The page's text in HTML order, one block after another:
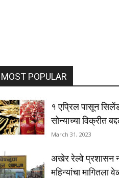
MOST POPULAR
१ एप्रिल पासून
सोन्याच्या विक्रीत
March 31, 2023
अखेर रेल्वे प्रशासन
महिन्यांचा मागितला